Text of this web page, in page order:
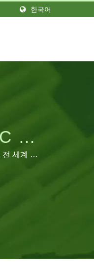
한국어
냉
세계 다
생산 라